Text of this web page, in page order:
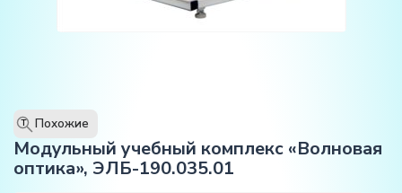
T Похожие
Модульный учебный комплекс «Волновая
оптика», ЭЛБ-190.035.01